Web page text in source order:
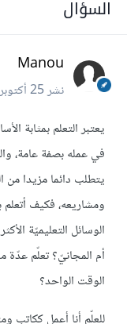
السؤال
Manou
نشر25 أكتوبر 2015
يعتبر التعلم بمثابة
في عمله بصفة عامة،
يتطلب دائما مزيدا من
ومشاريعه، فكيف
الوسائل التعليميّة
أم المجانيّ؟ تعلّم
الوقت الواحد؟